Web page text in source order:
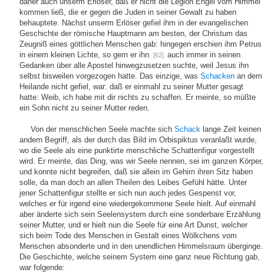
kommen ließ, die er gegen die Juden in seiner Gewalt zu haben
behauptete. Nächst unserm Erlöser gefiel ihm in der evangelischen
Geschichte der römische Hauptmann am besten, der Christum das
Zeugniß eines göttlichen Menschen gab: hingegen erschien ihm Petrus
in einem kleinen Lichte, so gern er ihn
[62] auch immer in seinen
Gedanken über alle Apostel hinwegzusetzen suchte, weil Jesus ihn
selbst bisweilen vorgezogen hatte. Das einzige, was Schacken an dem
Heilande nicht gefiel, war: daß er einmahl zu seiner Mutter gesagt
hatte: Weib, ich habe mit dir nichts zu schaffen. Er meinte, so müßte
ein Sohn nicht zu seiner Mutter reden.
Von der menschlichen Seele machte sichSchack lange Zeit keinen
andern Begriff, als der durch das Bild im Orbispiktus veranlaßt wurde,
wo die Seele als eine punktirte menschliche Schattenfigur vorgestellt
wird. Er meinte, das Ding, was wir Seele nennen, sei im ganzen Körper,
und konnte nicht begreifen, daß sie allein im Gehirn ihren Sitz haben
solle, da man doch an allen Theilen des Leibes Gefühl hätte. Unter
jener Schattenfigur stellte er sich nun auch jedes Gespenst vor,
welches er für irgend eine wiedergekommene Seele hielt. Auf einmahl
aber änderte sich sein Seelensystem durch eine sonderbare Erzählung
seiner Mutter, und er hielt nun die Seele für eine Art Dunst, welcher
sich beim Tode des Menschen in Gestalt eines Wölkchens vom
Menschen absonderte und in den unendlichen Himmelsraum überginge.
Die Geschichte, welche seinem System eine ganz neue Richtung gab,
war folgende: